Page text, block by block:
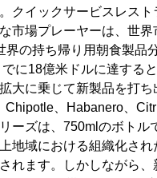
クイックサービスレス
市場プレーヤーは、世
の持ち帰り用朝食製品
に18億米ドルに達する
大に乗じて新製品を打
Chipotle、Habanero、
ーズは、750mlのボトル
地域における組織化さ
れます。しかしながら